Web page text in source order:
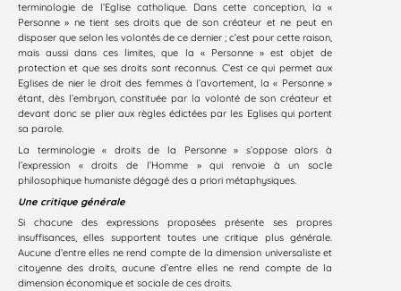
terminologie de l’Eglise catholique. Dans cette conception, la «
Personne » ne tient ses droits que de son créateur et ne peut en
disposer que selon les volontés de ce dernier ; c’est pour cette raison,
mais aussi dans ces limites, que la « Personne » est objet de
protection et que ses droits sont reconnus. C’est ce qui permet aux
Eglises de nier le droit des femmes à l’avortement, la « Personne »
étant, dès l’embryon, constituée par la volonté de son créateur et
devant donc se plier aux règles édictées par les Eglises qui portent
sa parole.
La terminologie « droits de la Personne » s’oppose alors à
l’expression « droits de l’Homme » qui renvoie à un socle
philosophique humaniste dégagé des a priori métaphysiques.
Une critique générale
Si chacune des expressions proposées présente ses propres
insuffisances, elles supportent toutes une critique plus générale.
Aucune d’entre elles ne rend compte de la dimension universaliste et
citoyenne des droits, aucune d’entre elles ne rend compte de la
dimension économique et sociale de ces droits.